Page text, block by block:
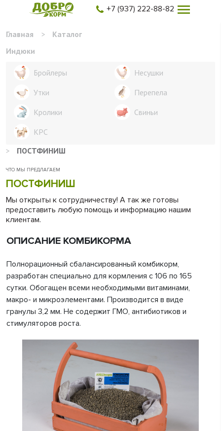
+7 (937) 222-88-82
Главная >
Каталог
Индюки
Бройлеры
Несушки
Утки
Перепела
Кролики
Свиньи
КРС
>
ПОСТФИНИШ
ЧТО МЫ ПРЕДЛАГАЕМ
ПОСТФИНИШ
Мы открыты к сотрудничеству! А так же готовы
предоставить любую помощь и информацию нашим
клиентам.
ОПИСАНИЕ КОМБИКОРМА
Полнорационный сбалансированный комбикорм,
разработан специально для кормления с 106 по 165
сутки. Обогащен всеми необходимыми витаминами,
макро- и микроэлементами. Производится в виде
гранулы 3,2 мм. Не содержит ГМО, антибиотиков и
стимуляторов роста.